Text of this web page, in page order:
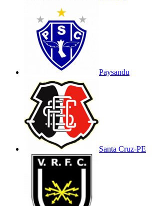
Paysandu
Santa Cruz-PE